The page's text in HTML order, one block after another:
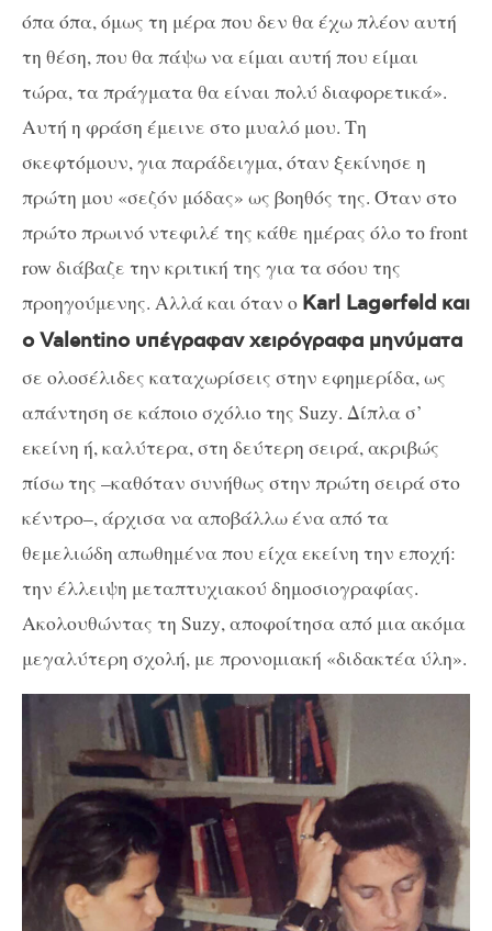
όπα όπα, όμως τη μέρα που δεν θα έχω πλέον αυτή
τη θέση, που θα πάψω να είμαι αυτή που είμαι
τώρα, τα πράγματα θα είναι πολύ διαφορετικά».
Αυτή η φράση έμεινε στο μυαλό μου. Τη
σκεφτόμουν, για παράδειγμα, όταν ξεκίνησε η
πρώτη μου «σεζόν μόδας» ως βοηθός της. Όταν στο
πρώτο πρωινό ντεφιλέ της κάθε ημέρας όλο τοfront
row διάβαζε την κριτική της για τα σόου της
προηγούμενης. Αλλά και όταν ο Karl Lagerfeld και
οValentinoυπέγραφαν χειρόγραφα μηνύματα
σε ολοσέλιδες καταχωρίσεις στην εφημερίδα, ως
απάντηση σε κάποιο σχόλιο της Suzy. Δίπλα σ’
εκείνη ή, καλύτερα, στη δεύτερη σειρά, ακριβώς
πίσω της –καθόταν συνήθως στην πρώτη σειρά στο
κέντρο–, άρχισα να αποβάλλω ένα από τα
θεμελιώδη απωθημένα που είχα εκείνη την εποχή:
την έλλειψη μεταπτυχιακού δημοσιογραφίας.
Ακολουθώντας τη Suzy, αποφοίτησα από μια ακόμα
μεγαλύτερη σχολή, με προνομιακή «διδακτέα ύλη».